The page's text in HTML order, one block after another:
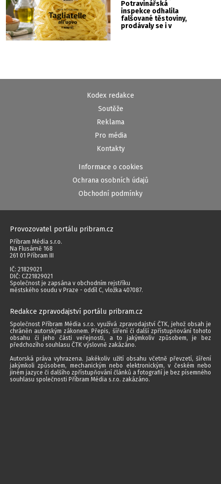
Potravinářská
inspekce odhalila
falšované těstoviny,
prodávaly se i v
Kodex redakce
Soutěže
Reklama
Pro média
Kontakty
Informace o cookies
Ochrana osobních údajů
Obchodní podmínky
Provozovatel portálu pribram.cz
Příbram Média s.r.o.
Na Flusárně 168
261 01 Příbram III
IČ: 21829021
DIČ: CZ21829021
Společnost je zapsána v obchodním rejstříku
městského soudu v Praze - oddíl C, vložka 407087.
Redakce zpravodajství portálu pribram.cz
Společnost Příbram Média s.r.o. využívá zpravodajství ČTK, jehož obsah je
chráněn autorským zákonem. Přepis, šíření či další zpřístupňování tohoto
obsahu či jeho části veřejnosti, a to jakýmkoliv způsobem, je bez
předchozího souhlasu ČTK výslovně zakázáno.
Autorská práva vyhrazena. Jakékoliv užití obsahu včetně převzetí, šíření
jakýmkoli způsobem, mechanickým nebo elektronickým, v českém nebo
jiném jazyce či dalšího zpřístupňování článků a fotografií je bez písemného
souhlasu společnosti Příbram Média s.r.o. zakázáno.